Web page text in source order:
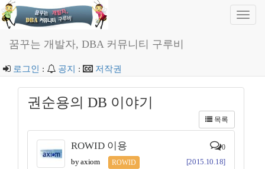
꿈꾸는 개발자, DBA 커뮤니티 구루비
로그인 : 공지 : 저작권
권순용의 DB 이야기
목록
ROWID 이용 0
by axiom ROWID [2015.10.18]